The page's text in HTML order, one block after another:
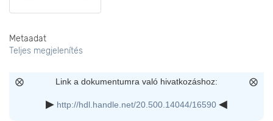
Metaadat
Teljes megjelenítés
Link a dokumentumra való hivatkozáshoz:
http://hdl.handle.net/20.500.14044/16590